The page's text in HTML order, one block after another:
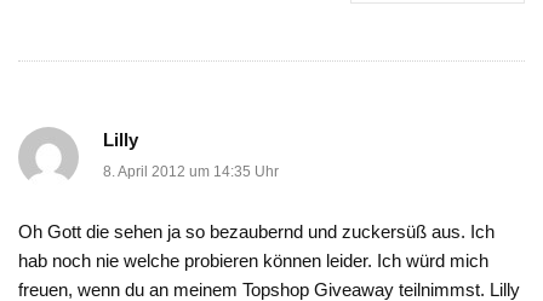
Lilly
8. April 2012 um 14:35 Uhr
Oh Gott die sehen ja so bezaubernd und zuckersüß aus. Ich
hab noch nie welche probieren können leider. Ich würd mich
freuen, wenn du an meinem Topshop Giveaway teilnimmst. Lilly